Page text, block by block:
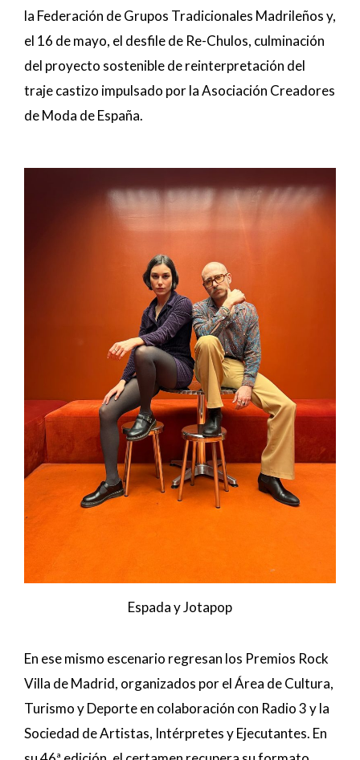
la Federación de Grupos Tradicionales Madrileños y,
el 16 de mayo, el desfile de Re-Chulos, culminación
del proyecto sostenible de reinterpretación del
traje castizo impulsado por la Asociación Creadores
de Moda de España.
Espada y Jotapop
En ese mismo escenario regresan los Premios Rock
Villa de Madrid, organizados por el Área de Cultura,
Turismo y Deporte en colaboración con Radio 3 y la
Sociedad de Artistas, Intérpretes y Ejecutantes. En